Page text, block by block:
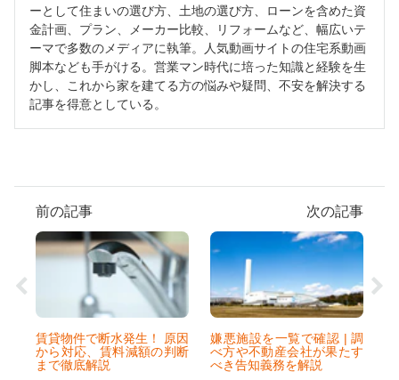
ーとして住まいの選び方、土地の選び方、ローンを含めた資
金計画、プラン、メーカー比較、リフォームなど、幅広いテ
ーマで多数のメディアに執筆。人気動画サイトの住宅系動画
脚本なども手がける。営業マン時代に培った知識と経験を生
かし、これから家を建てる方の悩みや疑問、不安を解決する
記事を得意としている。
前の記事
賃貸物件で断水発生！ 原因
から対応、賃料減額の判断
まで徹底解説
次の記事
嫌悪施設を一覧で確認 | 調
べ方や不動産会社が果たす
べき告知義務を解説